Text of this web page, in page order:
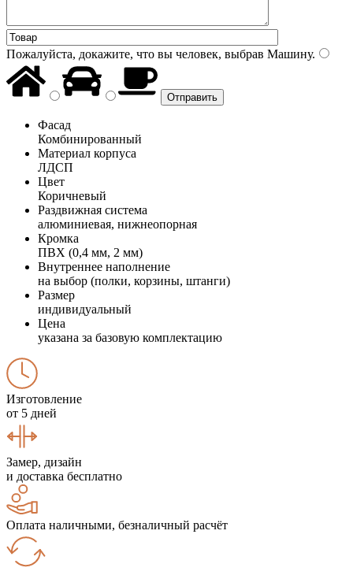
Пожалуйста, докажите, что вы человек, выбрав Машину.
Фасад
Комбинированный
Материал корпуса
ЛДСП
Цвет
Коричневый
Раздвижная система
алюминиевая, нижнеопорная
Кромка
ПВХ (0,4 мм, 2 мм)
Внутреннее наполнение
на выбор (полки, корзины, штанги)
Размер
индивидуальный
Цена
указана за базовую комплектацию
Изготовление
от 5 дней
Замер, дизайн
и доставка бесплатно
Оплата наличными, безналичный расчёт